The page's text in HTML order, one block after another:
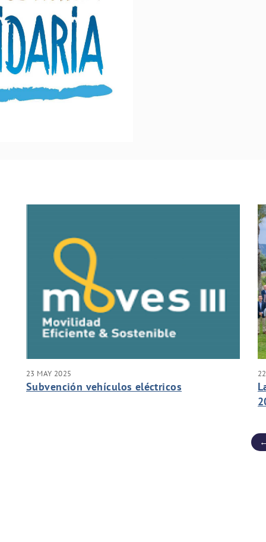
23 MAY 2025
Subvención vehículos eléctricos